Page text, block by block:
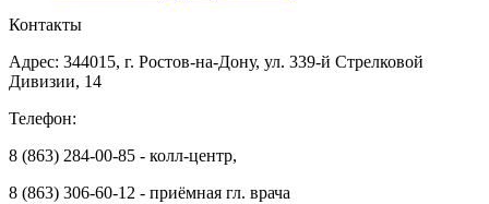
Контакты
Адрес: 344015, г. Ростов-на-Дону, ул. 339-й Стрелковой
Дивизии, 14
Телефон:
8 (863) 284-00-85 - колл-центр,
8 (863) 306-60-12 - приёмная гл. врача